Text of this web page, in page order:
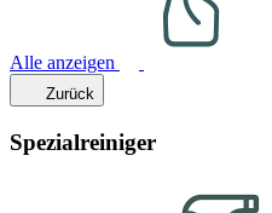
Alle anzeigen
Zurück
Spezialreiniger